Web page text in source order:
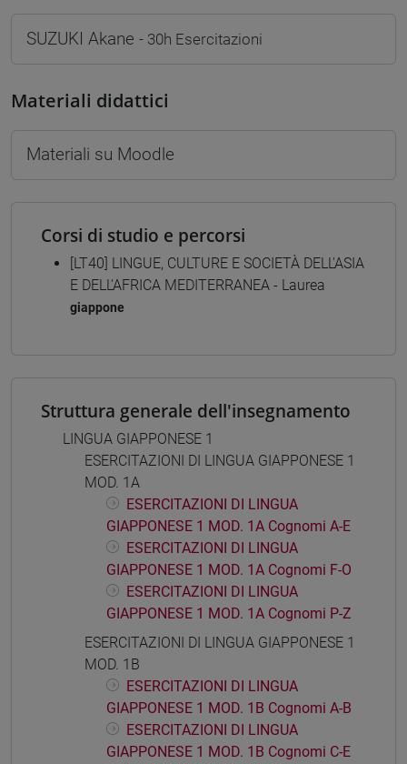
SUZUKI Akane - 30h Esercitazioni
Materiali didattici
Materiali su Moodle
Corsi di studio e percorsi
[LT40] LINGUE, CULTURE E SOCIETÀ DELL'ASIA
E DELL'AFRICA MEDITERRANEA - Laurea
giappone
Struttura generale dell'insegnamento
LINGUA GIAPPONESE 1
ESERCITAZIONI DI LINGUA GIAPPONESE 1
MOD. 1A
ESERCITAZIONI DI LINGUA
GIAPPONESE 1 MOD. 1A Cognomi A-E
ESERCITAZIONI DI LINGUA
GIAPPONESE 1 MOD. 1A Cognomi F-O
ESERCITAZIONI DI LINGUA
GIAPPONESE 1 MOD. 1A Cognomi P-Z
ESERCITAZIONI DI LINGUA GIAPPONESE 1
MOD. 1B
ESERCITAZIONI DI LINGUA
GIAPPONESE 1 MOD. 1B Cognomi A-B
ESERCITAZIONI DI LINGUA
GIAPPONESE 1 MOD. 1B Cognomi C-E